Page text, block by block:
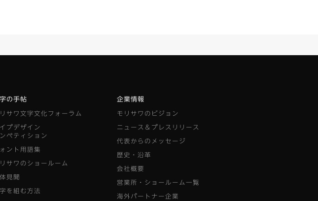
の手帖
サワ文字文化フォーラム
プデザイン
ペティション
ント用語集
サワのショールーム
見聞
を組む方法
企業情報
モリサワのビジョン
ニュース＆プレスリリース
代表からのメッセージ
歴史・沿革
会社概要
営業所・ショールーム一覧
海外パートナー企業